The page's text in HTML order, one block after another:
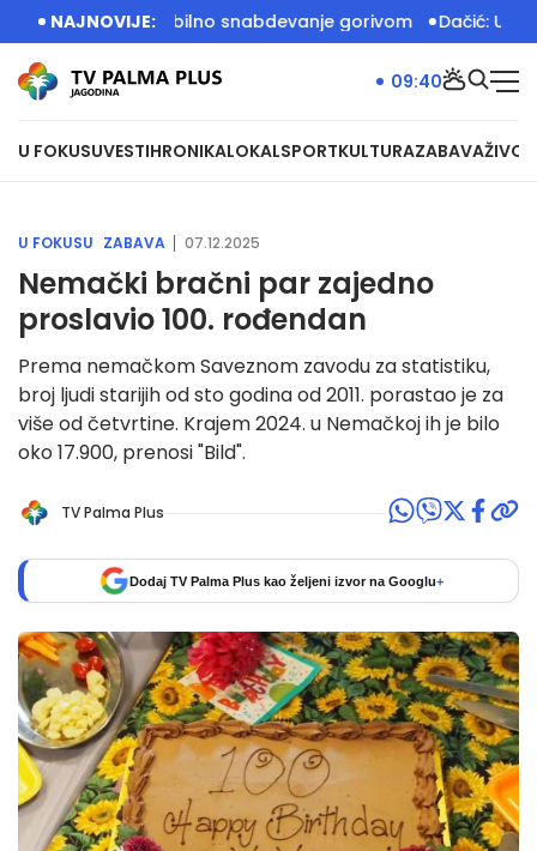
NAJNOVIJE:
kerozina, stabilno snabdevanje gorivom Dačić: U akciji
U FOKUSUVESTIHRONIKALOKALSPORTKULTURAZABAVAŽIVOT
09:40
U FOKUSU ZABAVA 07.12.2025
Nemački bračni par zajedno
proslavio 100. rođendan
Prema nemačkom Saveznom zavodu za statistiku,
broj ljudi starijih od sto godina od 2011. porastao je za
više od četvrtine. Krajem 2024. u Nemačkoj ih je bilo
oko 17.900, prenosi "Bild".
TV Palma Plus
Dodaj TV Palma Plus kao željeni izvor na Googlu+